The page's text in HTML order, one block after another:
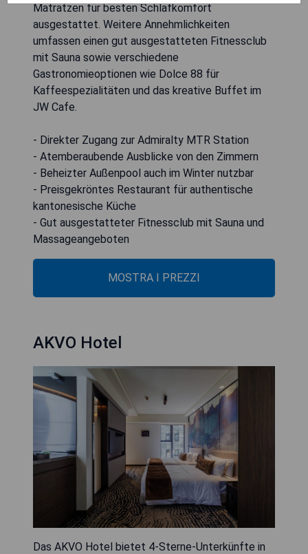
Matratzen für besten Schlafkomfort
ausgestattet. Weitere Annehmlichkeiten
umfassen einen gut ausgestatteten Fitnessclub
mit Sauna sowie verschiedene
Gastronomieoptionen wie Dolce 88 für
Kaffeespezialitäten und das kreative Buffet im
JW Cafe.
- Direkter Zugang zur Admiralty MTR Station
- Atemberaubende Ausblicke von den Zimmern
- Beheizter Außenpool auch im Winter nutzbar
- Preisgekröntes Restaurant für authentische
kantonesische Küche
- Gut ausgestatteter Fitnessclub mit Sauna und
Massageangeboten
MOSTRA I PREZZI
AKVO Hotel
Das AKVO Hotel bietet 4-Sterne-Unterkünfte in